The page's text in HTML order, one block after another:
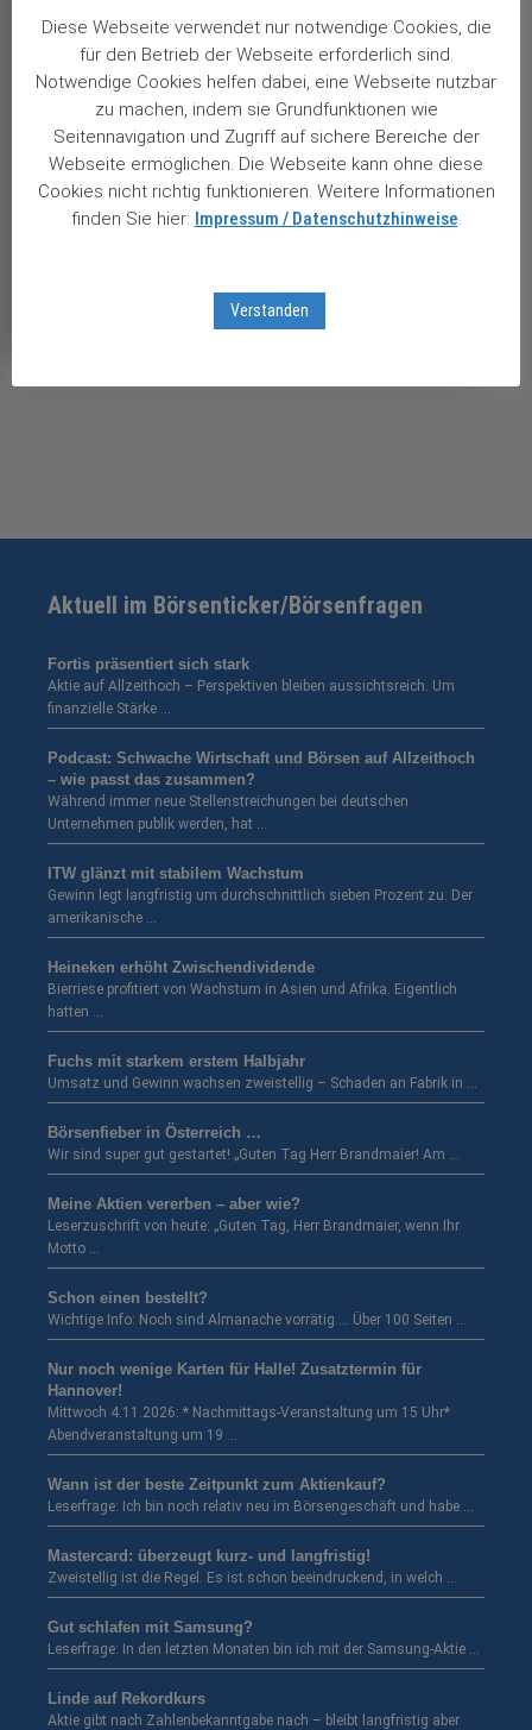
jeder Zeit der weiteren Sammlung, Speicherung und Verwendung meiner
personenbezogenen Daten für Werbezwecke bei der Börse Aktuell Verlag AG
widersprechen. Meine Daten werden nicht an Dritte zu Zwecken der Werbung
weitergegeben.
zur Datenschutzerklärung
5. Bestellung prüfen:
Aktuell im Börsenticker/Börsenfragen
Fortis präsentiert sich stark
Aktie auf Allzeithoch – Perspektiven bleiben aussichtsreich. Um
finanzielle Stärke …
Podcast: Schwache Wirtschaft und Börsen auf Allzeithoch
– wie passt das zusammen?
Während immer neue Stellenstreichungen bei deutschen
Unternehmen publik werden, hat …
ITW glänzt mit stabilem Wachstum
Gewinn legt langfristig um durchschnittlich sieben Prozent zu. Der
amerikanische …
Heineken erhöht Zwischendividende
Bierriese profitiert von Wachstum in Asien und Afrika. Eigentlich
hatten …
Fuchs mit starkem erstem Halbjahr
Umsatz und Gewinn wachsen zweistellig – Schaden an Fabrik in …
Börsenfieber in Österreich …
Wir sind super gut gestartet! „Guten Tag Herr Brandmaier! Am …
Meine Aktien vererben – aber wie?
Leserzuschrift von heute: „Guten Tag, Herr Brandmaier, wenn Ihr
Motto …
Schon einen bestellt?
Wichtige Info: Noch sind Almanache vorrätig … Über 100 Seiten …
Nur noch wenige Karten für Halle! Zusatztermin für
Hannover!
Mittwoch 4.11.2026: * Nachmittags-Veranstaltung um 15 Uhr*
Abendveranstaltung um 19 …
Wann ist der beste Zeitpunkt zum Aktienkauf?
Leserfrage: Ich bin noch relativ neu im Börsengeschäft und habe …
Mastercard: überzeugt kurz- und langfristig!
Zweistellig ist die Regel. Es ist schon beeindruckend, in welch …
Gut schlafen mit Samsung?
Leserfrage: In den letzten Monaten bin ich mit der Samsung-Aktie …
Linde auf Rekordkurs
Aktie gibt nach Zahlenbekanntgabe nach – bleibt langfristig aber
Diese Webseite verwendet nur notwendige Cookies, die
für den Betrieb der Webseite erforderlich sind.
Notwendige Cookies helfen dabei, eine Webseite nutzbar
zu machen, indem sie Grundfunktionen wie
Seitennavigation und Zugriff auf sichere Bereiche der
Webseite ermöglichen. Die Webseite kann ohne diese
Cookies nicht richtig funktionieren. Weitere Informationen
finden Sie hier: Impressum / Datenschutzhinweise.
Verstanden